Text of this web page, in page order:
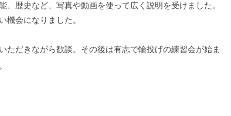
歴史など、写真や動画を使って広く説明を受けました。
機会になりました。
だきながら歓談。その後は有志で輪投げの練習会が始ま